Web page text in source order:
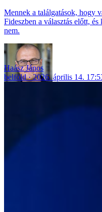
Mennek a találgatások, hogy
Fideszben a választás előtt,
nem.
Haász János
belföld
2026. április 14.